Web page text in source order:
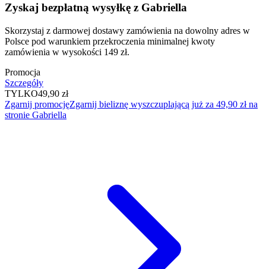
Zyskaj bezpłatną wysyłkę z Gabriella
Skorzystaj z darmowej dostawy zamówienia na dowolny adres w
Polsce pod warunkiem przekroczenia minimalnej kwoty
zamówienia w wysokości 149 zł.
Promocja
Szczegóły
TYLKO49,90 zł
Zgarnij promocjęZgarnij bieliznę wyszczuplającą już za 49,90 zł na
stronie Gabriella